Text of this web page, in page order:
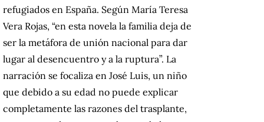
refugiados en España. Según María Teresa
Vera Rojas, “en esta novela la familia deja de
ser la metáfora de unión nacional para dar
lugar al desencuentro y a la ruptura”. La
narración se focaliza en José Luis, un niño
que debido a su edad no puede explicar
completamente las razones del trasplante,